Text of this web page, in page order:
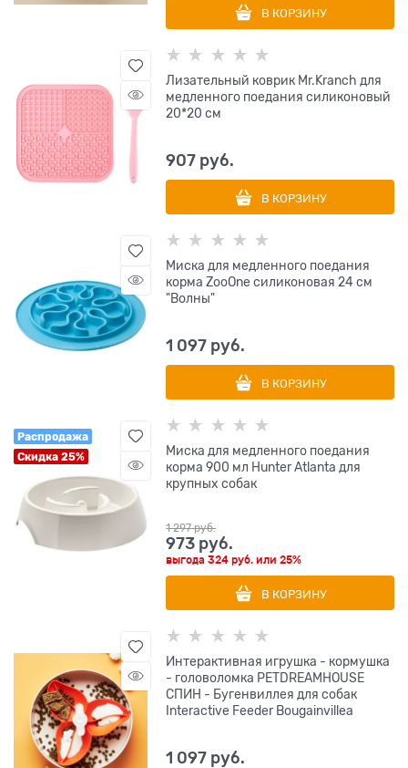
В КОРЗИНУ
Лизательный коврик Mr.Kranch для
медленного поедания силиконовый
20*20 см
907 руб.
В КОРЗИНУ
Миска для медленного поедания
корма ZooOne силиконовая 24 см
"Волны"
1 097 руб.
В КОРЗИНУ
Распродажа
Скидка 25%
Миска для медленного поедания
корма 900 мл Hunter Atlanta для
крупных собак
1 297 руб.
973 руб.
выгода324 руб. или25%
В КОРЗИНУ
Интерактивная игрушка - кормушка
- головоломка PETDREAMHOUSE
СПИН - Бугенвиллея для собак
Interactive Feeder Bougainvillea
1 097 руб.